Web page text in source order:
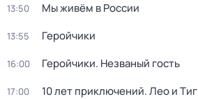
13:50 Мы живём в России
13:55 Геройчики
16:00 Геройчики. Незваный гость
17:00 10 лет приключений. Лео и Тиг